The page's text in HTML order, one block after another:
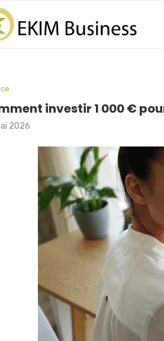
investir 1 000 €
2026